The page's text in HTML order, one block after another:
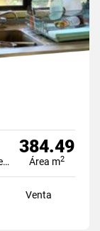
Estacionamiento
384.49
Área m2
Venta